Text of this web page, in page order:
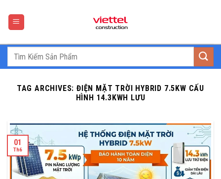
content
TAG ARCHIVES:ĐIỆN MẶT TRỜI HYBRID 7.5KW CẤU
HÌNH 14.3KWH LƯU
01
Th6